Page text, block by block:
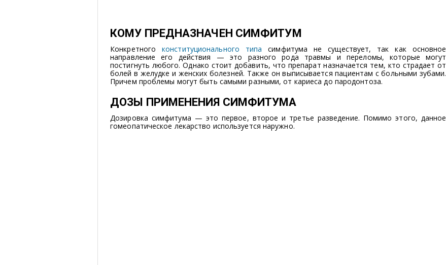
КОМУ ПРЕДНАЗНАЧЕН СИМФИТУМ
Конкретногоконституционального типа симфитума не существует, так как основное
направление его действия — это разного рода травмы и переломы, которые могут
постигнуть любого. Однако стоит добавить, что препарат назначается тем, кто страдает от
болей в желудке и женских болезней. Также он выписывается пациентам с больными зубами.
Причем проблемы могут быть самыми разными, от кариеса до пародонтоза.
ДОЗЫ ПРИМЕНЕНИЯ СИМФИТУМА
Дозировка симфитума — это первое, второе и третье разведение. Помимо этого, данное
гомеопатическое лекарство используется наружно.